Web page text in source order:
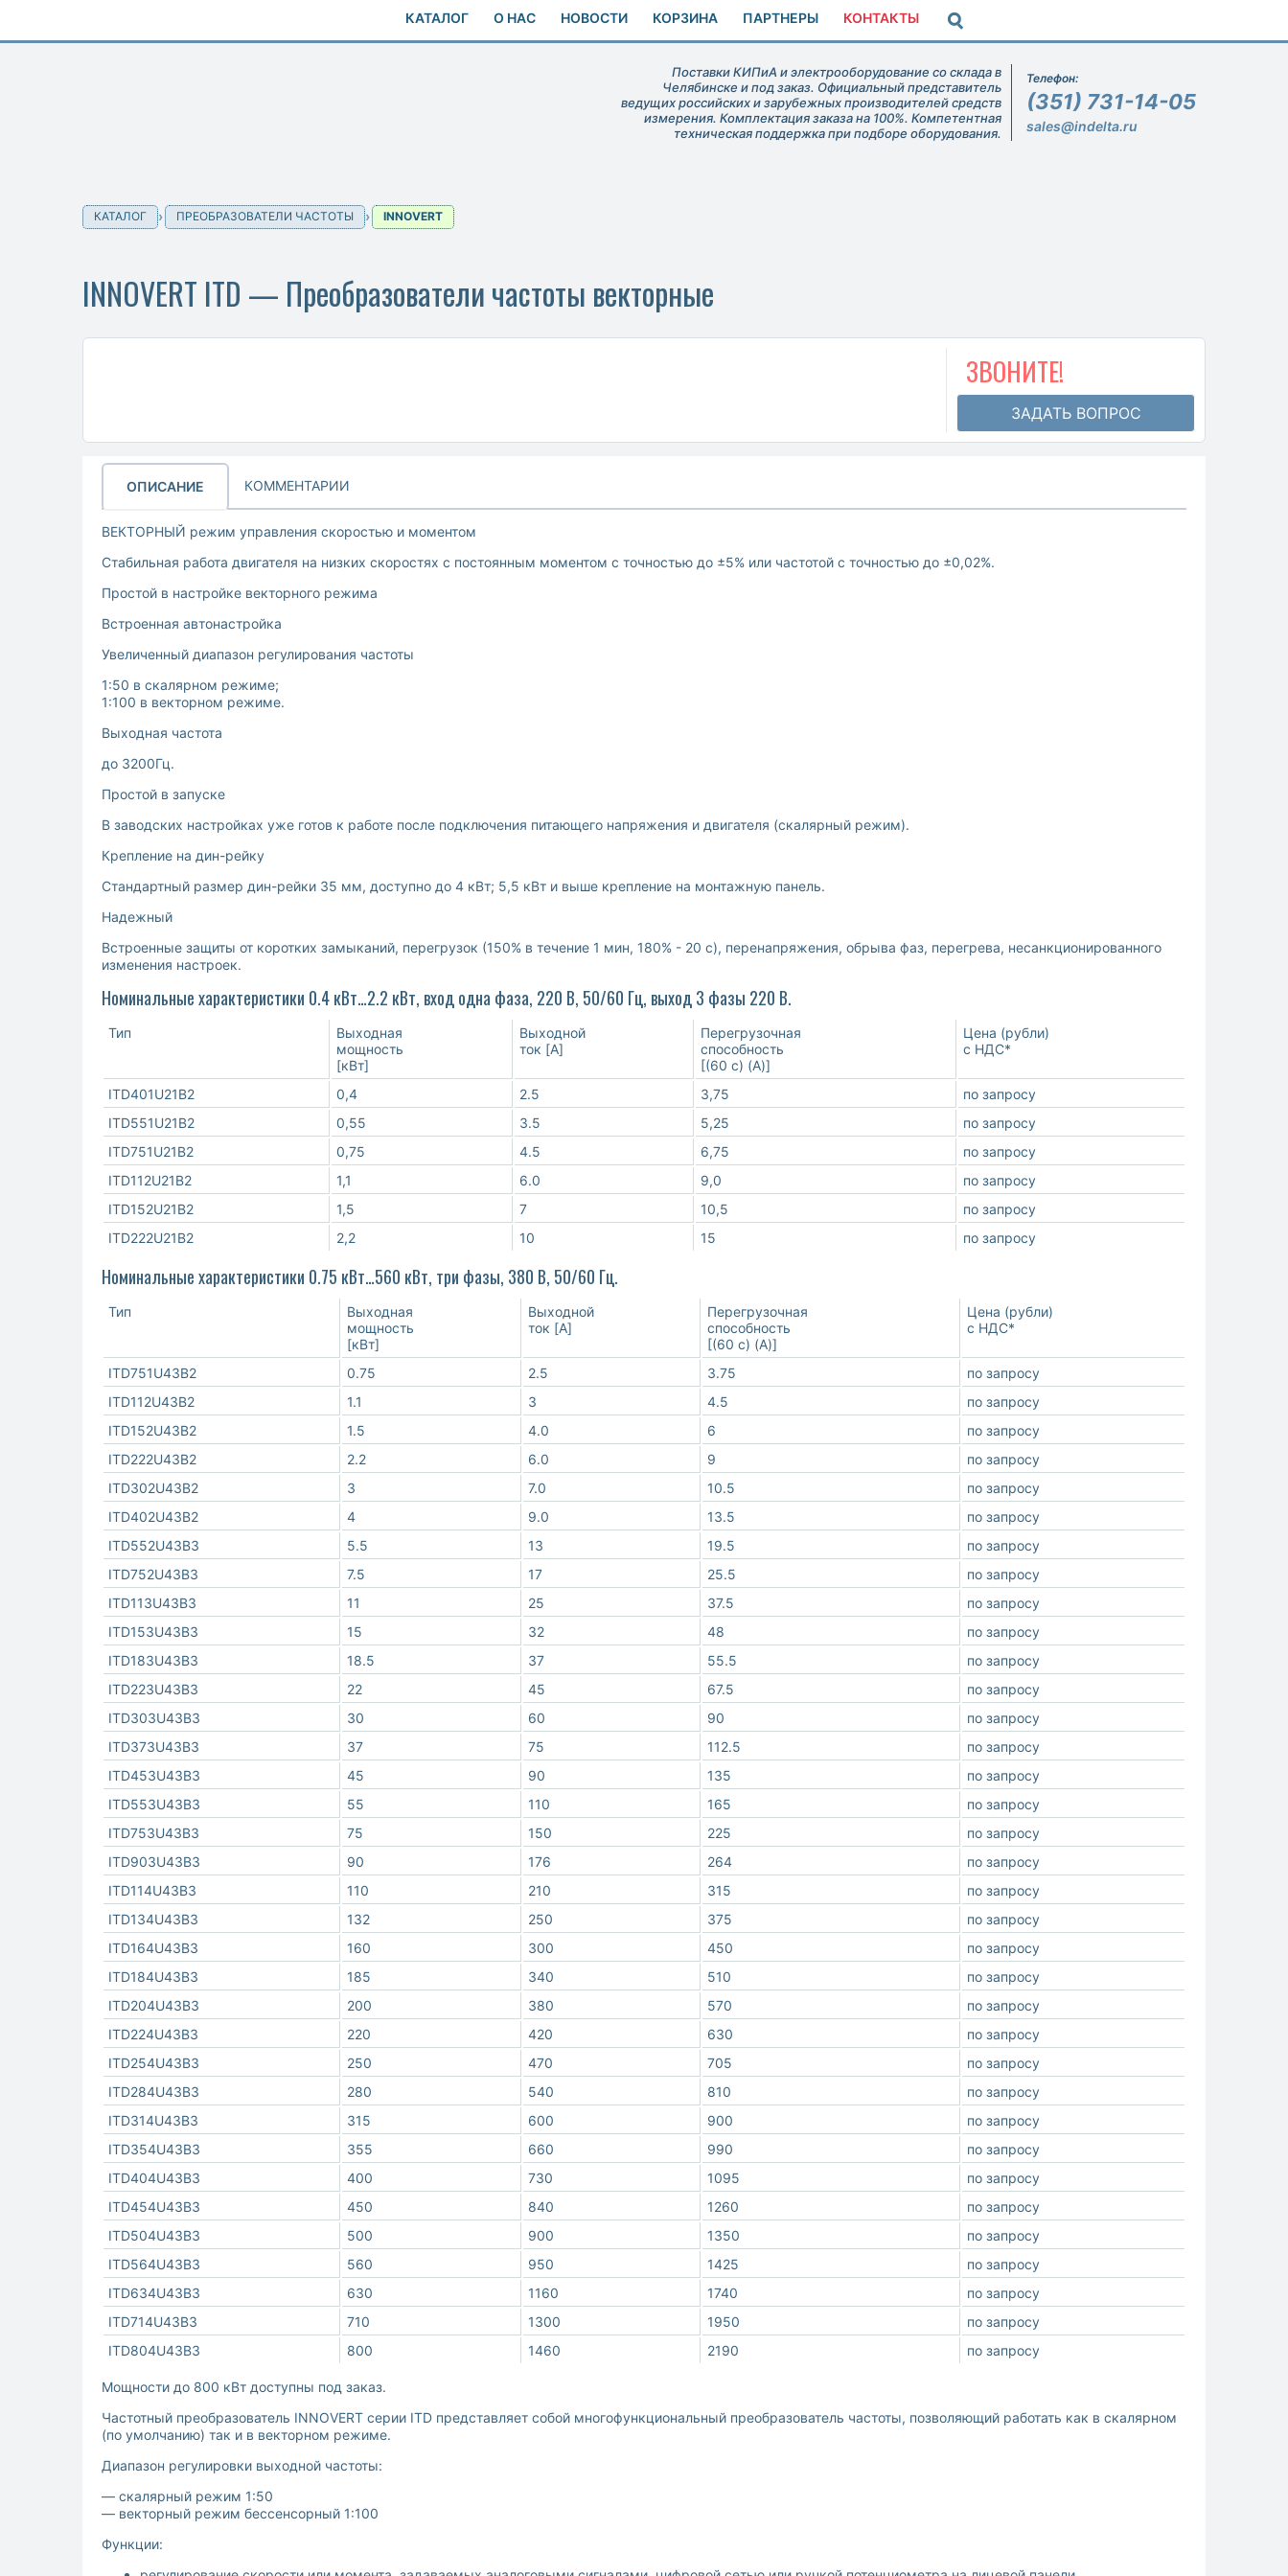
КАТАЛОГ О НАС НОВОСТИ КОРЗИНА ПАРТНЕРЫ КОНТАКТЫ
Поставки КИПиА и электрооборудование со склада в
Челябинске и под заказ. Официальный представитель
ведущих российских и зарубежных производителей средств
измерения. Комплектация заказа на 100%. Компетентная
техническая поддержка при подборе оборудования.
Телефон:
(351) 731-14-05
sales@indelta.ru
КАТАЛОГ ПРЕОБРАЗОВАТЕЛИ ЧАСТОТЫ INNOVERT
INNOVERT ITD — Преобразователи частоты векторные
ЗВОНИТЕ!
ЗАДАТЬ ВОПРОС
ОПИСАНИЕ КОММЕНТАРИИ
ВЕКТОРНЫЙ режим управления скоростью и моментом
Стабильная работа двигателя на низких скоростях с постоянным моментом с точностью до ±5% или частотой с точностью до ±0,02%.
Простой в настройке векторного режима
Встроенная автонастройка
Увеличенный диапазон регулирования частоты
1:50 в скалярном режиме;
1:100 в векторном режиме.
Выходная частота
до 3200Гц.
Простой в запуске
В заводских настройках уже готов к работе после подключения питающего напряжения и двигателя (скалярный режим).
Крепление на дин-рейку
Стандартный размер дин-рейки 35 мм, доступно до 4 кВт; 5,5 кВт и выше крепление на монтажную панель.
Надежный
Встроенные защиты от коротких замыканий, перегрузок (150% в течение 1 мин, 180% - 20 с), перенапряжения, обрыва фаз, перегрева, несанкционированного
изменения настроек.
Номинальные характеристики 0.4 кВт…2.2 кВт, вход одна фаза, 220 В, 50/60 Гц, выход 3 фазы 220 В.
Тип
Выходная
мощность
[кВт]
Выходной
ток [A]
Перегрузочная
способность
[(60 с) (A)]
Цена (рубли)
с НДС*
ITD401U21B2 0,4 2.5 3,75
по запросу
ITD551U21B2
0,55 3.5 5,25
по запросу
ITD751U21B2
0,75 4.5 6,75
по запросу
ITD112U21B2
1,1 6.0 9,0
по запросу
ITD152U21B2
1,5 7 10,5
по запросу
ITD222U21B2
2,2 10 15 по запросу
Номинальные характеристики 0.75 кВт…560 кВт, три фазы, 380 В, 50/60 Гц.
Тип
Выходная
мощность
[кВт]
Выходной
ток [A]
Перегрузочная
способность
[(60 с) (A)]
Цена (рубли)
с НДС*
ITD751U43B2 0.75 2.5 3.75
по запросу
ITD112U43B2
1.1 3 4.5
по запросу
ITD152U43B2
1.5 4.0 6
по запросу
ITD222U43B2
2.2 6.0 9
по запросу
ITD302U43B2
3 7.0 10.5
по запросу
ITD402U43B2
4 9.0 13.5
по запросу
ITD552U43B3
5.5 13 19.5
по запросу
ITD752U43B3
7.5 17 25.5
по запросу
ITD113U43B3
11 25 37.5
по запросу
ITD153U43B3
15 32 48
по запросу
ITD183U43B3
18.5 37 55.5
по запросу
ITD223U43B3
22 45 67.5
по запросу
ITD303U43B3
30 60 90
по запросу
ITD373U43B3
37 75 112.5
по запросу
ITD453U43B3
45 90 135
по запросу
ITD553U43B3
55 110 165
по запросу
ITD753U43B3
75 150 225
по запросу
ITD903U43B3
90 176 264
по запросу
ITD114U43B3
110 210 315
по запросу
ITD134U43B3
132 250 375
по запросу
ITD164U43B3
160 300 450
по запросу
ITD184U43B3
185 340 510
по запросу
ITD204U43B3
200 380 570
по запросу
ITD224U43B3
220 420 630
по запросу
ITD254U43B3
250 470 705
по запросу
ITD284U43B3
280 540 810
по запросу
ITD314U43B3
315 600 900
по запросу
ITD354U43B3
355 660 990
по запросу
ITD404U43B3
400 730 1095
по запросу
ITD454U43B3
450 840 1260
по запросу
ITD504U43B3
500 900 1350
по запросу
ITD564U43B3
560 950 1425
по запросу
ITD634U43B3
630 1160 1740
по запросу
ITD714U43B3
710 1300 1950
по запросу
ITD804U43B3
800 1460 2190 по запросу
Мощности до 800 кВт доступны под заказ.
Частотный преобразователь INNOVERT серии ITD представляет собой многофункциональный преобразователь частоты, позволяющий работать как в скалярном
(по умолчанию) так и в векторном режиме.
Диапазон регулировки выходной частоты:
— скалярный режим 1:50
— векторный режим бессенсорный 1:100
Функции: